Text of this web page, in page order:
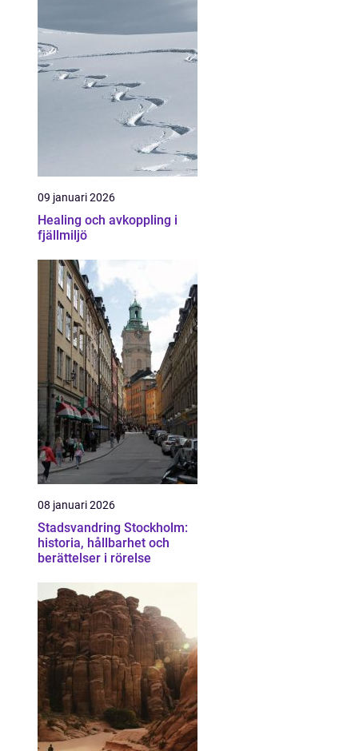
09 januari 2026
Healing och avkoppling i
fjällmiljö
08 januari 2026
Stadsvandring Stockholm:
historia, hållbarhet och
berättelser i rörelse